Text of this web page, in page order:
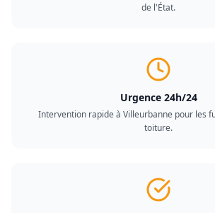
de l'État.
Urgence 24h/24
Intervention rapide à Villeurbanne pour les
toiture.